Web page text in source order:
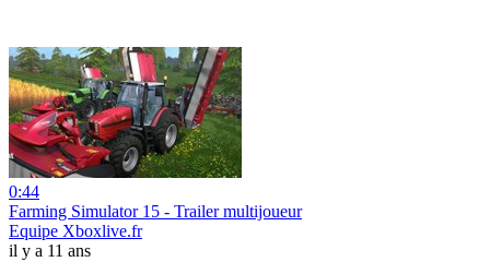
0:44
Farming Simulator 15 - Trailer multijoueur
Equipe Xboxlive.fr
il y a 11 ans